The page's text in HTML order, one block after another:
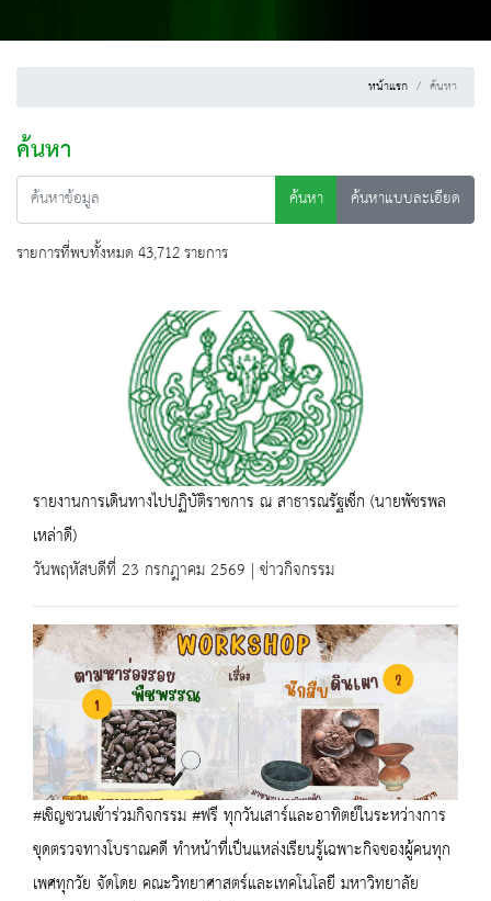
หน้าแรก ค้นหา
ค้นหา
ค้นหา
ค้นหาแบบละเอียด
รายการที่พบทั้งหมด 43,712 รายการ
รายงานการเดินทางไปปฏิบัติราชการ ณ สาธารณรัฐเช็ก (นายพัชรพล
เหล่าดี)
วันพฤหัสบดีที่ 23 กรกฎาคม 2569 | ข่าวกิจกรรม
#เชิญชวนเข้าร่วมกิจกรรม #ฟรี ทุกวันเสาร์และอาทิตย์ในระหว่างการ
ขุดตรวจทางโบราณคดี ทำหน้าที่เป็นแหล่งเรียนรู้เฉพาะกิจของผู้คนทุก
เพศทุกวัย จัดโดย คณะวิทยาศาสตร์และเทคโนโลยี มหาวิทยาลัย